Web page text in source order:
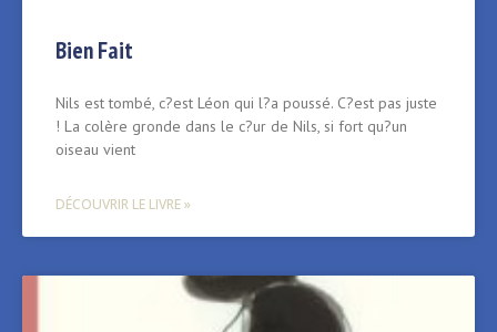
Bien Fait
Nils est tombé, c?est Léon qui l?a poussé. C?est pas juste
! La colère gronde dans le c?ur de Nils, si fort qu?un
oiseau vient
DÉCOUVRIR LE LIVRE »